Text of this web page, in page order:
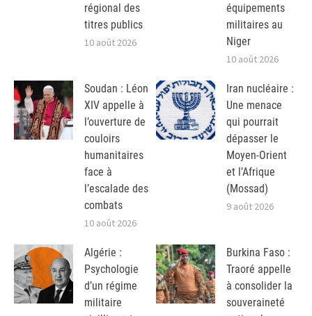
régional des
titres publics
10 août 2026
équipements
militaires au
Niger
10 août 2026
Soudan : Léon
XIV appelle à
l’ouverture de
couloirs
humanitaires
face à
l’escalade des
combats
10 août 2026
Iran nucléaire :
Une menace
qui pourrait
dépasser le
Moyen-Orient
et l’Afrique
(Mossad)
9 août 2026
Algérie :
Psychologie
d’un régime
militaire
Burkina Faso :
Traoré appelle
à consolider la
souveraineté